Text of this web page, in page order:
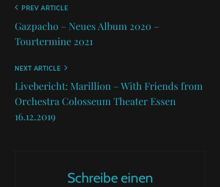
Beitragsnavigation
Previous
Post
PREV ARTICLE
Gazpacho – Neues Album 2020 –
Tourtermine 2021
Next
Post
NEXT ARTICLE
Livebericht: Marillion – With Friends from
Orchestra Colosseum Theater Essen
16.12.2019
Schreibe einen